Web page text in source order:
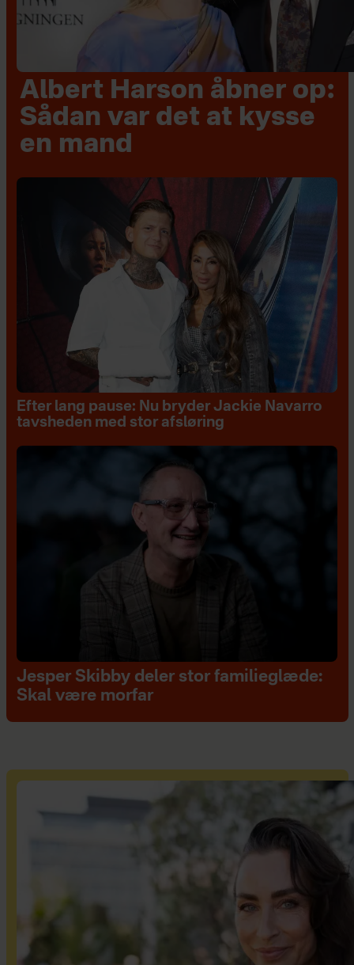
Albert Harson åbner op:
Sådan var det at kysse
en mand
Efter lang pause: Nu bryder Jackie Navarro
tavsheden med stor afsløring
Jesper Skibby deler stor familieglæde:
Skal være morfar